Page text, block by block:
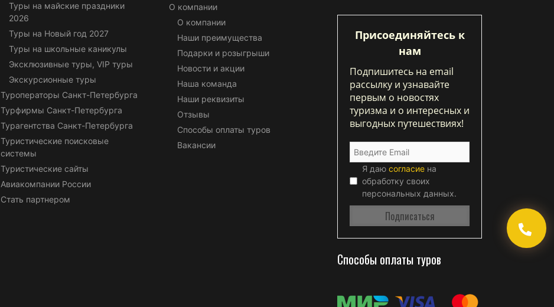
Туры на майские праздники
2026
Туры на Новый год 2027
Туры на школьные каникулы
Эксклюзивные туры, VIP туры
Экскурсионные туры
Туроператоры Санкт-Петербурга
Турфирмы Санкт-Петербурга
Турагентства Санкт-Петербурга
Туристические поисковые
системы
Туристические сайты
Авиакомпании России
Стать партнером
О компании
О компании
Наши преимущества
Подарки и розыгрыши
Новости и акции
Наша команда
Наши реквизиты
Отзывы
Способы оплаты туров
Вакансии
Присоединяйтесь к
нам
Подпишитесь на email
рассылку и узнавайте
первым о новостях
туризма и о интересных и
выгодных путешествиях!
Я даю согласие на
обработку своих
персональных данных.
Способы оплаты туров